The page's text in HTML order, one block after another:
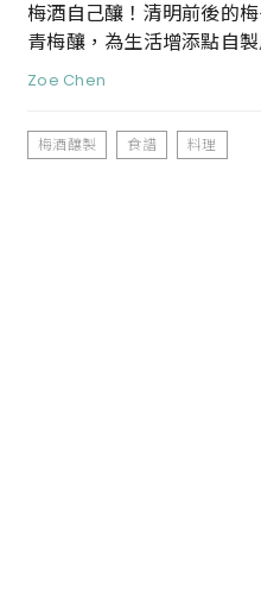
梅酒自己釀！清明前後的
青梅釀，為生活增添點自
Zoe Chen
梅酒釀製 食譜 料理